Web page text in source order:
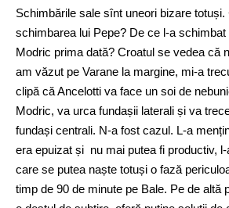
Schimbările sale sînt uneori bizare
schimbarea lui Pepe? De ce l-a
Modric prima dată? Croatul se vedea că
am văzut pe Varane la margine, mi-a
clipă că Ancelotti va face un soi de
Modric, va urca fundașii laterali și va
fundași centrali. N-a fost cazul. L-a
era epuizat și nu mai putea fi productiv,
care se putea naște totuși o fază
timp de 90 de minute pe Bale. Pe de altă